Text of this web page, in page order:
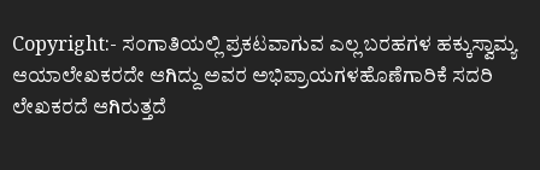
Copyright:- ಸಂಗಾತಿಯಲ್ಲಿ ಪ್ರಕಟವಾಗುವ ಎಲ್ಲ ಬರಹಗಳ ಹಕ್ಕುಸ್ವಾಮ್ಯ
ಆಯಾಲೇಖಕರದೇ ಆಗಿದ್ದು ಅವರ ಅಭಿಪ್ರಾಯಗಳಹೊಣೆಗಾರಿಕೆ ಸದರಿ
ಲೇಖಕರದೆ ಆಗಿರುತ್ತದೆ